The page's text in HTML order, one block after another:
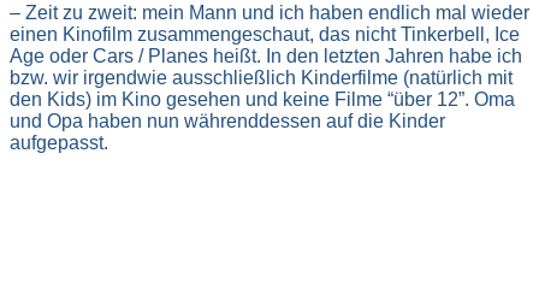
– Zeit zu zweit: mein Mann und ich haben endlich mal wieder
einen Kinofilm zusammengeschaut, das nicht Tinkerbell, Ice
Age oder Cars / Planes heißt. In den letzten Jahren habe ich
bzw. wir irgendwie ausschließlich Kinderfilme (natürlich mit
den Kids) im Kino gesehen und keine Filme “über 12”. Oma
und Opa haben nun währenddessen auf die Kinder
aufgepasst.